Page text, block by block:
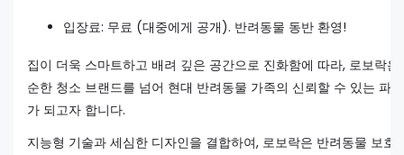
입장료: 무료 (대중에게 공개). 반려동물 동반 환영!
집이 더욱 스마트하고 배려 깊은 공간으로 진화함에 따라, 로보락은
순한 청소 브랜드를 넘어 현대 반려동물 가족의 신뢰할 수 있는 파
가 되고자 합니다.
지능형 기술과 세심한 디자인을 결합하여, 로보락은 반려동물 보호